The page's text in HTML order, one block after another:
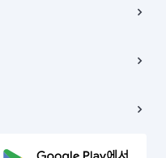
학동, 트윈트리빌딩) B동 5층
로 24, 7층, 8층 미소
거래당사자에게 있습니다.